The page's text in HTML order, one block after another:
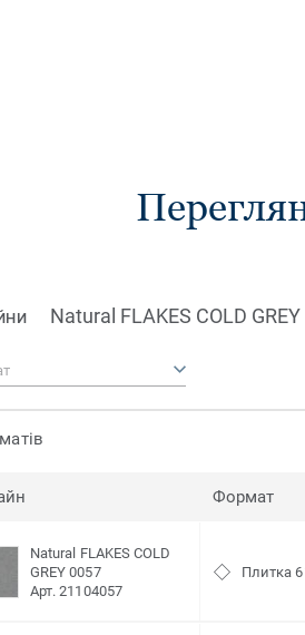
Natural FLAKES COLD
Формат
Natural FLAKES COLD
GREY 0057
Арт. 21104057
Плитка